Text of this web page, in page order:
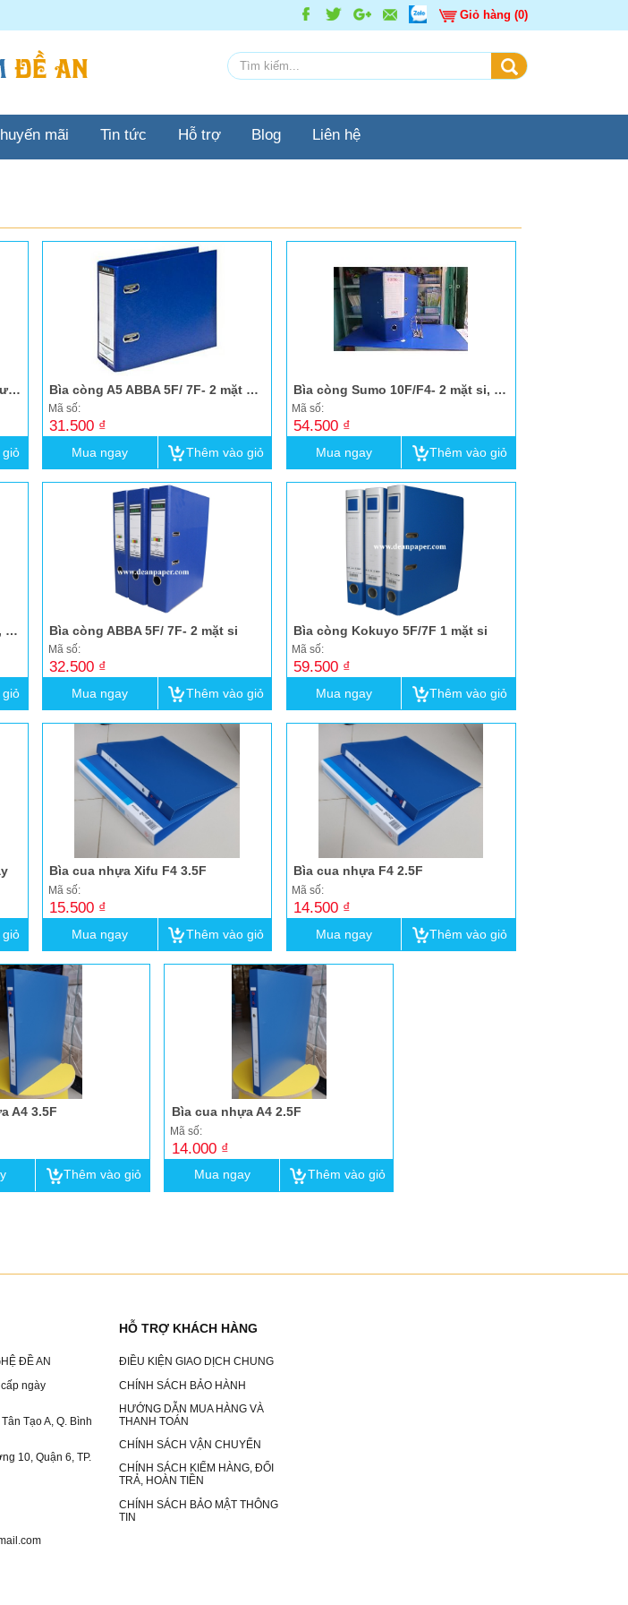
Giỏ hàng (0)
mãi Tin tức Hỗ trợ Blog Liên hệ
Bìa còng A3 7F/F4- 2 mặt si, X dương
giỏ
Bìa còng A5 ABBA 5F/ 7F- 2 mặt si, không nẹp
Mã số:
31.500 ₫
Mua ngay Thêm vào giỏ
Bìa còng Sumo 10F/F4- 2 mặt si, X dương
Mã số:
54.500 ₫
Mua ngay Thêm vào giỏ
Bìa còng ABBA 10F/F4- 2 mặt si, X dương
giỏ
Bìa còng ABBA 5F/ 7F- 2 mặt si
Mã số:
32.500 ₫
Mua ngay Thêm vào giỏ
Bìa còng Kokuyo 5F/7F 1 mặt si
Mã số:
59.500 ₫
Mua ngay Thêm vào giỏ
giỏ
Bìa cua nhựa Xifu F4 3.5F
Mã số:
15.500 ₫
Mua ngay Thêm vào giỏ
Bìa cua nhựa F4 2.5F
Mã số:
14.500 ₫
Mua ngay Thêm vào giỏ
A4 3.5F
Thêm vào giỏ
Bìa cua nhựa A4 2.5F
Mã số:
14.000 ₫
Mua ngay Thêm vào giỏ
ĐỀ AN
ngày
Tạo A, Q. Bình
10, Quận 6, TP.
HỖ TRỢ KHÁCH HÀNG
ĐIỀU KIỆN GIAO DỊCH CHUNG
CHÍNH SÁCH BẢO HÀNH
HƯỚNG DẪN MUA HÀNG VÀ
THANH TOÁN
CHÍNH SÁCH VẬN CHUYỂN
CHÍNH SÁCH KIỂM HÀNG, ĐỔI
TRẢ, HOÀN TIỀN
CHÍNH SÁCH BẢO MẬT THÔNG
TIN